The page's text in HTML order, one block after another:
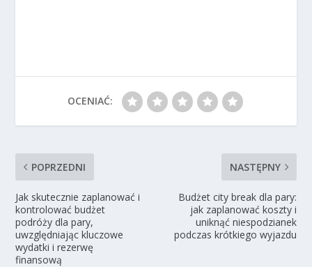
OCENIAĆ:
POPRZEDNI
Jak skutecznie zaplanować i
kontrolować budżet
podróży dla pary,
uwzględniając kluczowe
wydatki i rezerwę
finansową
NASTĘPNY
Budżet city break dla pary:
jak zaplanować koszty i
uniknąć niespodzianek
podczas krótkiego wyjazdu